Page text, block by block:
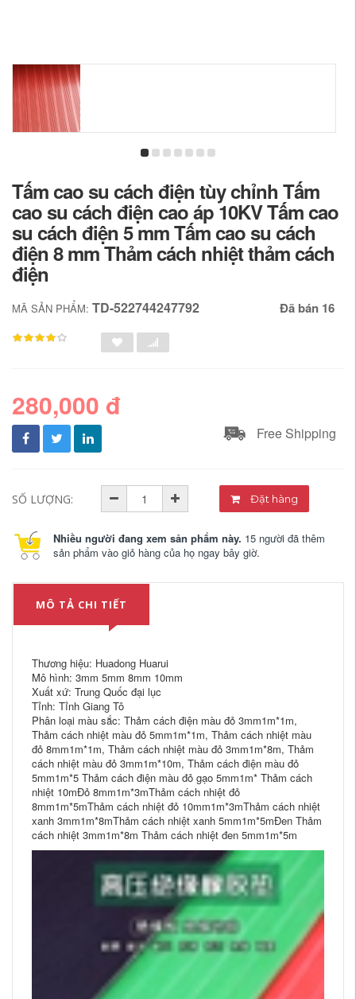
Tấm cao su cách điện tùy chỉnh Tấm
cao su cách điện cao áp 10KV Tấm cao
su cách điện 5 mm Tấm cao su cách
điện 8 mm Thảm cách nhiệt thảm cách
điện
MÃ SẢN PHẨM: TD-522744247792 Đã bán 16
280,000 đ
Free Shipping
SỐ LƯỢNG: Đặt hàng
Nhiều người đang xem sản phẩm này. 15 người đã thêm
sản phẩm vào giỏ hàng của họ ngay bây giờ.
MÔ TẢ CHI TIẾT
Thương hiệu: Huadong Huarui
Mô hình: 3mm 5mm 8mm 10mm
Xuất xứ: Trung Quốc đại lục
Tỉnh: Tỉnh Giang Tô
Phân loại màu sắc: Thảm cách điện màu đỏ 3mm1m*1m,
Thảm cách nhiệt màu đỏ 5mm1m*1m, Thảm cách nhiệt màu
đỏ 8mm1m*1m, Thảm cách nhiệt màu đỏ 3mm1m*8m, Thảm
cách nhiệt màu đỏ 3mm1m*10m, Thảm cách điện màu đỏ
5mm1m*5 Thảm cách điện màu đỏ gạo 5mm1m* Thảm cách
nhiệt 10mĐỏ 8mm1m*3mThảm cách nhiệt đỏ
8mm1m*5mThảm cách nhiệt đỏ 10mm1m*3mThảm cách nhiệt
xanh 3mm1m*8mThảm cách nhiệt xanh 5mm1m*5mĐen Thảm
cách nhiệt 3mm1m*8m Thảm cách nhiệt đen 5mm1m*5m